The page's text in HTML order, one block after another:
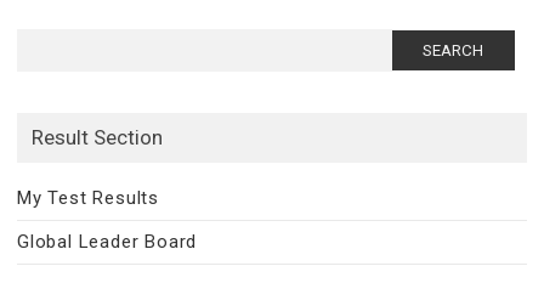
Result Section
My Test Results
Global Leader Board